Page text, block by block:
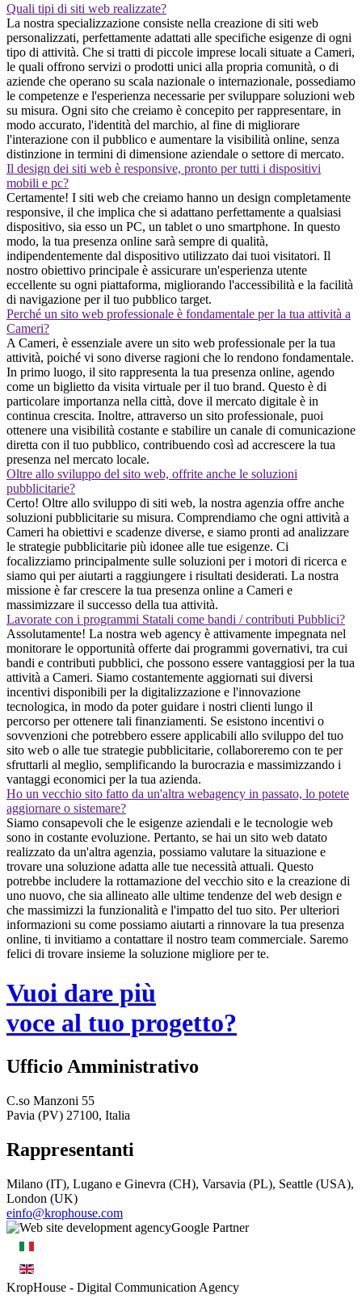
Quali tipi di siti web realizzate?
La nostra specializzazione consiste nella creazione di siti web
personalizzati, perfettamente adattati alle specifiche esigenze di ogni
tipo di attività. Che si tratti di piccole imprese locali situate a Cameri,
le quali offrono servizi o prodotti unici alla propria comunità, o di
aziende che operano su scala nazionale o internazionale, possediamo
le competenze e l'esperienza necessarie per sviluppare soluzioni web
su misura. Ogni sito che creiamo è concepito per rappresentare, in
modo accurato, l'identità del marchio, al fine di migliorare
l'interazione con il pubblico e aumentare la visibilità online, senza
distinzione in termini di dimensione aziendale o settore di mercato.
Il design dei siti web è responsive, pronto per tutti i dispositivi
mobili e pc?
Certamente! I siti web che creiamo hanno un design completamente
responsive, il che implica che si adattano perfettamente a qualsiasi
dispositivo, sia esso un PC, un tablet o uno smartphone. In questo
modo, la tua presenza online sarà sempre di qualità,
indipendentemente dal dispositivo utilizzato dai tuoi visitatori. Il
nostro obiettivo principale è assicurare un'esperienza utente
eccellente su ogni piattaforma, migliorando l'accessibilità e la facilità
di navigazione per il tuo pubblico target.
Perché un sito web professionale è fondamentale per la tua attività a
Cameri?
A Cameri, è essenziale avere un sito web professionale per la tua
attività, poiché vi sono diverse ragioni che lo rendono fondamentale.
In primo luogo, il sito rappresenta la tua presenza online, agendo
come un biglietto da visita virtuale per il tuo brand. Questo è di
particolare importanza nella città, dove il mercato digitale è in
continua crescita. Inoltre, attraverso un sito professionale, puoi
ottenere una visibilità costante e stabilire un canale di comunicazione
diretta con il tuo pubblico, contribuendo così ad accrescere la tua
presenza nel mercato locale.
Oltre allo sviluppo del sito web, offrite anche le soluzioni
pubblicitarie?
Certo! Oltre allo sviluppo di siti web, la nostra agenzia offre anche
soluzioni pubblicitarie su misura. Comprendiamo che ogni attività a
Cameri ha obiettivi e scadenze diverse, e siamo pronti ad analizzare
le strategie pubblicitarie più idonee alle tue esigenze. Ci
focalizziamo principalmente sulle soluzioni per i motori di ricerca e
siamo qui per aiutarti a raggiungere i risultati desiderati. La nostra
missione è far crescere la tua presenza online a Cameri e
massimizzare il successo della tua attività.
Lavorate con i programmi Statali come bandi / contributi Pubblici?
Assolutamente! La nostra web agency è attivamente impegnata nel
monitorare le opportunità offerte dai programmi governativi, tra cui
bandi e contributi pubblici, che possono essere vantaggiosi per la tua
attività a Cameri. Siamo costantemente aggiornati sui diversi
incentivi disponibili per la digitalizzazione e l'innovazione
tecnologica, in modo da poter guidare i nostri clienti lungo il
percorso per ottenere tali finanziamenti. Se esistono incentivi o
sovvenzioni che potrebbero essere applicabili allo sviluppo del tuo
sito web o alle tue strategie pubblicitarie, collaboreremo con te per
sfruttarli al meglio, semplificando la burocrazia e massimizzando i
vantaggi economici per la tua azienda.
Ho un vecchio sito fatto da un'altra webagency in passato, lo potete
aggiornare o sistemare?
Siamo consapevoli che le esigenze aziendali e le tecnologie web
sono in costante evoluzione. Pertanto, se hai un sito web datato
realizzato da un'altra agenzia, possiamo valutare la situazione e
trovare una soluzione adatta alle tue necessità attuali. Questo
potrebbe includere la rottamazione del vecchio sito e la creazione di
uno nuovo, che sia allineato alle ultime tendenze del web design e
che massimizzi la funzionalità e l'impatto del tuo sito. Per ulteriori
informazioni su come possiamo aiutarti a rinnovare la tua presenza
online, ti invitiamo a contattare il nostro team commerciale. Saremo
felici di trovare insieme la soluzione migliore per te.
Vuoi dare più
voce al tuo progetto?
Ufficio Amministrativo
C.so Manzoni 55
Pavia (PV) 27100, Italia
Rappresentanti
Milano (IT), Lugano e Ginevra (CH), Varsavia (PL), Seattle (USA),
London (UK)
einfo@krophouse.com
KropHouse - Digital Communication Agency